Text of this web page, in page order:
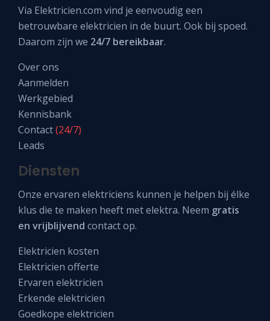
Via Elektricien.com vind je eenvoudig een
betrouwbare elektricien in de buurt. Ook bij spoed.
Daarom zijn we 24/7 bereikbaar.
Over ons
Aanmelden
Werkgebied
Kennisbank
Contact(24/7)
Leads
Diensten
Onze ervaren elektriciens kunnen je helpen bij élke
klus die te maken heeft met elektra. Neem gratis
en vrijblijvend contact op.
Elektricien kosten
Elektricien offerte
Ervaren elektricien
Erkende elektricien
Goedkope elektricien